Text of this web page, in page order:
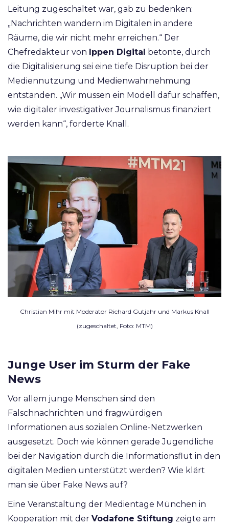
Leitung zugeschaltet war, gab zu bedenken:
„Nachrichten wandern im Digitalen in andere
Räume, die wir nicht mehr erreichen.“ Der
Chefredakteur von Ippen Digital betonte, durch
die Digitalisierung sei eine tiefe Disruption bei der
Mediennutzung und Medienwahrnehmung
entstanden. „Wir müssen ein Modell dafür schaffen,
wie digitaler investigativer Journalismus finanziert
werden kann“, forderte Knall.
Christian Mihr mit Moderator Richard Gutjahr und Markus Knall
(zugeschaltet, Foto: MTM)
Junge User im Sturm der Fake
News
Vor allem junge Menschen sind den
Falschnachrichten und fragwürdigen
Informationen aus sozialen Online-Netzwerken
ausgesetzt. Doch wie können gerade Jugendliche
bei der Navigation durch die Informationsflut in den
digitalen Medien unterstützt werden? Wie klärt
man sie über Fake News auf?
Eine Veranstaltung der Medientage München in
Kooperation mit der Vodafone Stiftung zeigte am